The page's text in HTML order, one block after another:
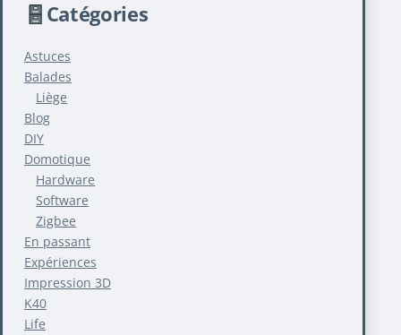
Catégories
Astuces
Balades
Liège
Blog
DIY
Domotique
Hardware
Software
Zigbee
En passant
Expériences
Impression 3D
K40
Life